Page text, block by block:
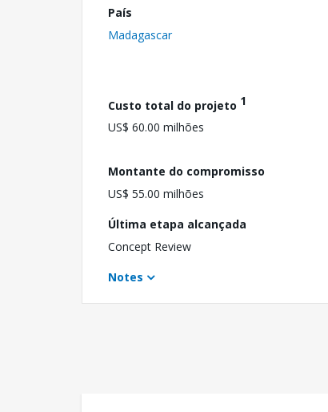
País
Madagascar
Custo total do projeto 1
US$ 60.00 milhões
Montante do compromisso
US$ 55.00 milhões
Última etapa alcançada
Concept Review
Notes